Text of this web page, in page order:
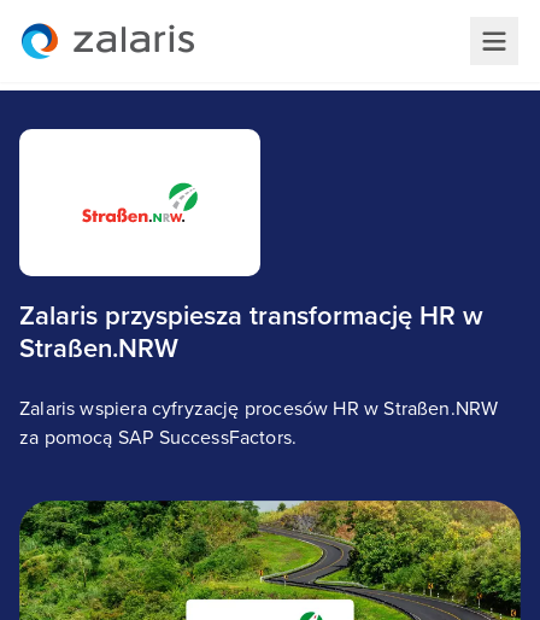
Zalaris przyspiesza transformację HR w
Straßen.NRW
Zalaris wspiera cyfryzację procesów HR w Straßen.NRW
za pomocą SAP SuccessFactors.
StraBen.NRW